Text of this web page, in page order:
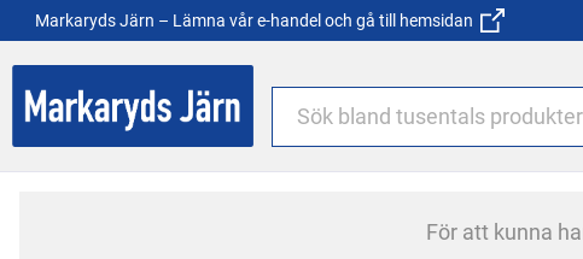
Markaryds Järn – Lämna vår e-handel och gå till hemsidan
För att kunna